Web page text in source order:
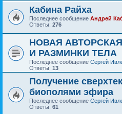
Кабина Райха
Последнее сообщение Андрей
Ответы: 276
НОВАЯ
И РАЗМИНКИ ТЕЛА
Последнее сообщение Сергей
Ответы: 13
Получение
биополями эфира
Последнее сообщение Сергей
Ответы: 61